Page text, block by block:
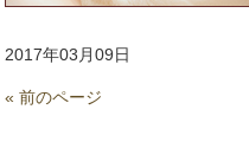
2017年03月09日
« 前のページ